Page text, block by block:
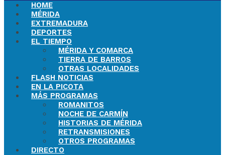
HOME
MÉRIDA
EXTREMADURA
DEPORTES
EL TIEMPO
MÉRIDA Y COMARCA
TIERRA DE BARROS
OTRAS LOCALIDADES
FLASH NOTICIAS
EN LA PICOTA
MÁS PROGRAMAS
ROMANITOS
NOCHE DE CARMÍN
HISTORIAS DE MÉRIDA
RETRANSMISIONES
OTROS PROGRAMAS
DIRECTO